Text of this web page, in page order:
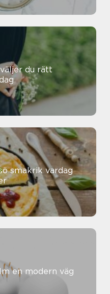
du rätt
väg